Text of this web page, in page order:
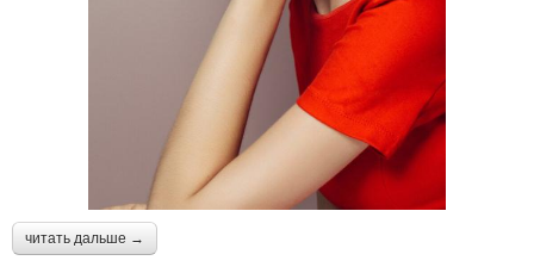
читать дальше →